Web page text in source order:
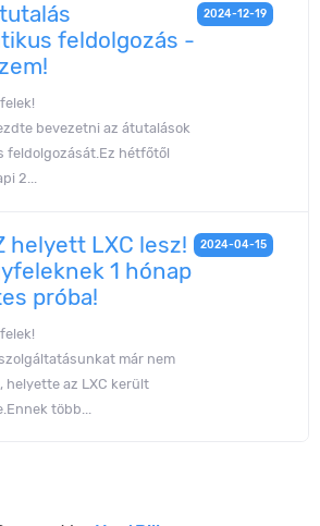
feldolgozás -
bevezetni az átutalások
feldolgozását.Ez hétfőtől
2...
2024-12-19
helyett LXC lesz!
1 hónap
próba!
már nem
helyette az LXC került
több...
2024-04-15